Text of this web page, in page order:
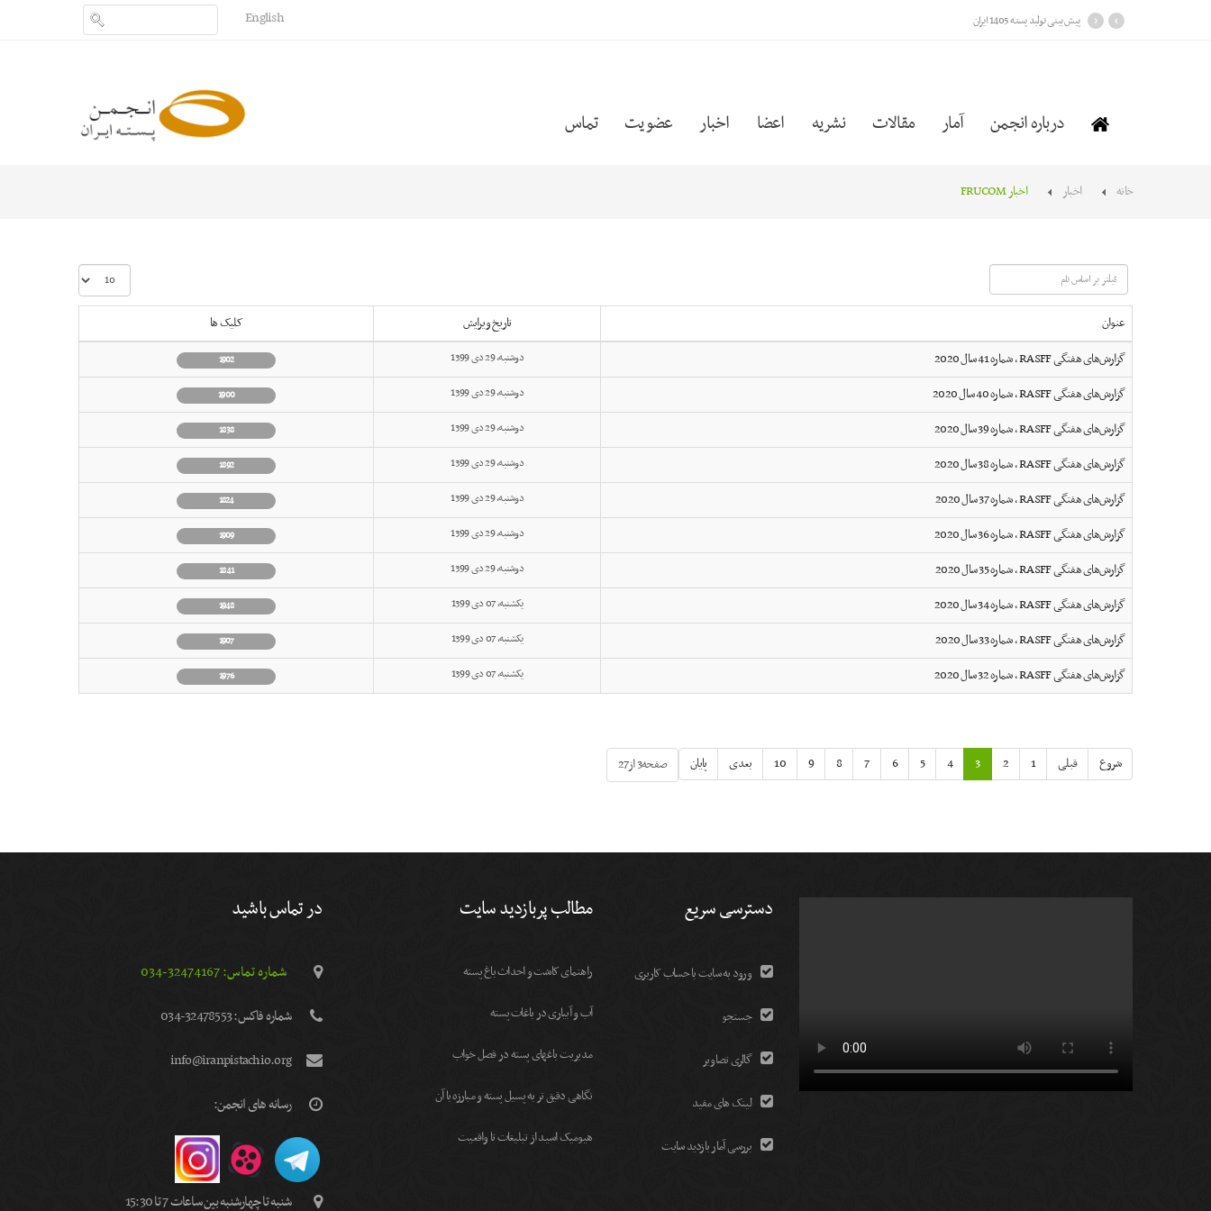
پیش بینی تولید پسته 1405 ایران ›
‹
English
درباره انجمن آمار مقالات نشریه اعضا اخبار عضویت تماس
خانه اخبار اخبار FRUCOM
فیلتر
بر
اساس
نام
نمایش
#
عنوان
تاریخ ویرایش
کلیک ها
گزارش‌های هفتگی RASFF ، شماره 41 سال 2020
دوشنبه, 29 دی 1399 1902
گزارش‌های هفتگی RASFF ، شماره 40 سال 2020 دوشنبه, 29 دی 1399 1900
گزارش‌های هفتگی RASFF ، شماره 39 سال 2020 دوشنبه, 29 دی 1399 1838
گزارش‌های هفتگی RASFF ، شماره 38 سال 2020 دوشنبه, 29 دی 1399 1892
گزارش‌های هفتگی RASFF ، شماره 37 سال 2020 دوشنبه, 29 دی 1399 1824
گزارش‌های هفتگی RASFF ، شماره 36 سال 2020 دوشنبه, 29 دی 1399 1909
گزارش‌های هفتگی RASFF ، شماره 35 سال 2020 دوشنبه, 29 دی 1399 1841
گزارش‌های هفتگی RASFF ، شماره 34 سال 2020 یکشنبه, 07 دی 1399 1948
گزارش‌های هفتگی RASFF ، شماره 33 سال 2020 یکشنبه, 07 دی 1399 1907
گزارش‌های هفتگی RASFF ، شماره 32 سال 2020 یکشنبه, 07 دی 1399 1976
صفحه3 از27 شروع قبلی 1
2
3
4
5
6
7
8
9
10 بعدی پایان
دسترسی سریع
ورود به سایت با حساب کاربری
جستجو
گالری تصاویر
لینک های مفید
بررسی آمار بازدید سایت
مطالب پربازدید سایت
راهنمای کاشت و احداث باغ پسته
آب و آبیاری در باغات پسته
مديريت باغهای پسته در فصل خواب
نگاهی دقیق تر به پسیل پسته و مبارزه با آن
هیومیک اسید از تبلیغات تا واقعیت
در تماس باشید
شماره تماس: 32474167-034
شماره فاكس: 32478553-034
info@iranpistachio.org
رسانه های انجمن:
شنبه تا چهارشنبه بین ساعات 7 تا 15:30